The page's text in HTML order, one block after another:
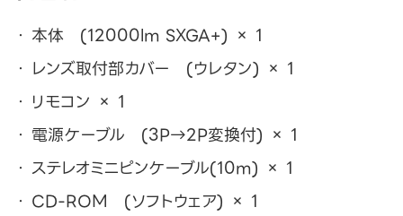
本体 (12000lm SXGA+) × 1
レンズ取付部カバー (ウレタン) × 1
リモコン × 1
電源ケーブル (3P→2P変換付) × 1
ステレオミニピンケーブル(10m) × 1
CD-ROM (ソフトウェア) × 1